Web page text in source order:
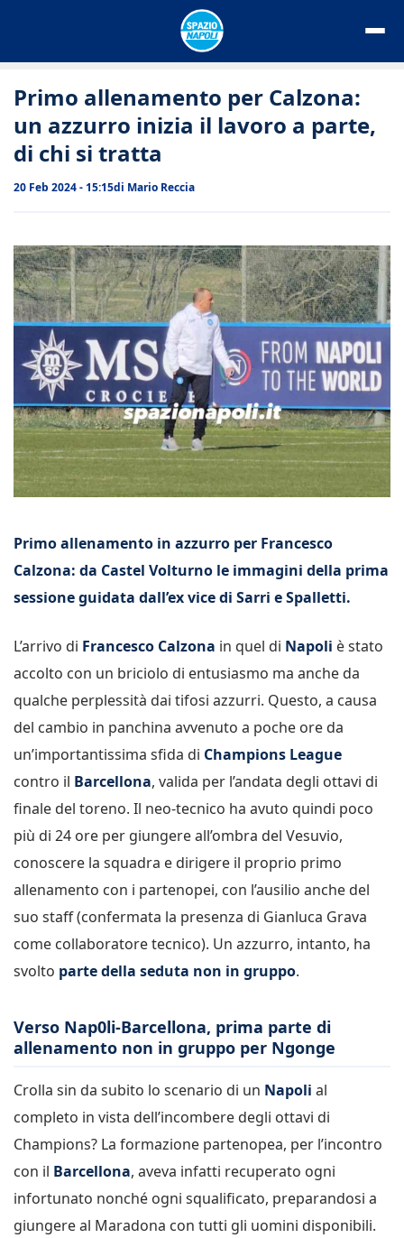
Primo allenamento per Calzona:
un azzurro inizia il lavoro a parte,
di chi si tratta
20 Feb 2024 - 15:15di Mario Reccia
Primo allenamento in azzurro per Francesco
Calzona: da Castel Volturno le immagini della prima
sessione guidata dall’ex vice di Sarri e Spalletti.
L’arrivo di Francesco Calzona in quel di Napoli è stato
accolto con un briciolo di entusiasmo ma anche da
qualche perplessità dai tifosi azzurri. Questo, a causa
del cambio in panchina avvenuto a poche ore da
un’importantissima sfida di Champions League
contro il Barcellona, valida per l’andata degli ottavi di
finale del toreno. Il neo-tecnico ha avuto quindi poco
più di 24 ore per giungere all’ombra del Vesuvio,
conoscere la squadra e dirigere il proprio primo
allenamento con i partenopei, con l’ausilio anche del
suo staff (confermata la presenza di Gianluca Grava
come collaboratore tecnico). Un azzurro, intanto, ha
svolto parte della seduta non in gruppo.
Verso Nap0li-Barcellona, prima parte di
allenamento non in gruppo per Ngonge
Crolla sin da subito lo scenario di un Napoli al
completo in vista dell’incombere degli ottavi di
Champions? La formazione partenopea, per l’incontro
con il Barcellona, aveva infatti recuperato ogni
infortunato nonché ogni squalificato, preparandosi a
giungere al Maradona con tutti gli uomini disponibili.